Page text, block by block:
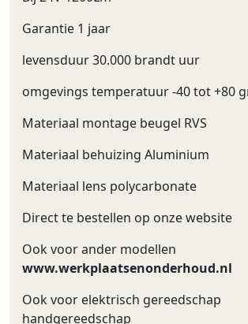
Garantie 1 jaar
levensduur 30.000 brandt uur
omgevings temperatuur -40 tot +80
Materiaal montage beugel RVS
Materiaal behuizing Aluminium
Materiaal lens polycarbonate
Direct te bestellen op onze website
Ook voor ander modellen
www.werkplaatsenonderhoud.nl
Ook voor elektrisch gereedschap
handgereedschap